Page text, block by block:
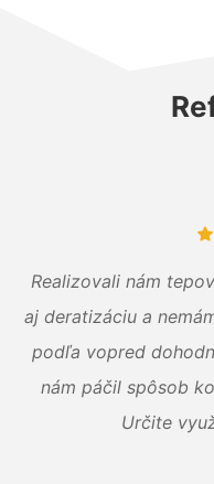
Realizovali nám
aj deratizáciu a
podľa vopred
nám páčil spôsob
Určite